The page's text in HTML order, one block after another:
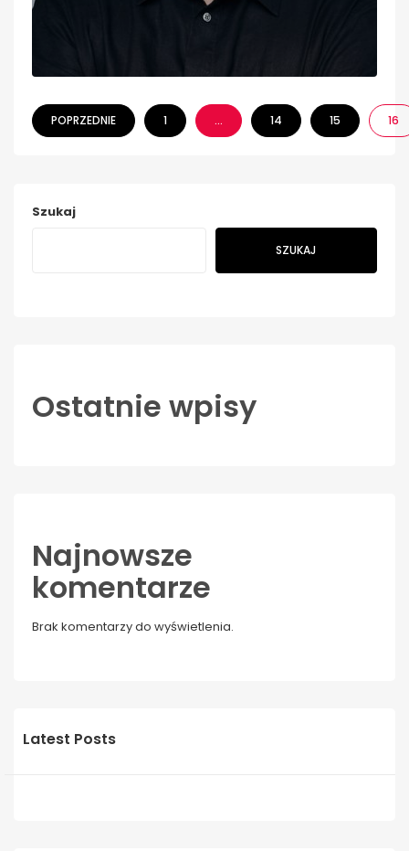
POPRZEDNIE 1 … 14 15 16
Szukaj
SZUKAJ
Ostatnie wpisy
Najnowsze
komentarze
Brak komentarzy do wyświetlenia.
Latest Posts